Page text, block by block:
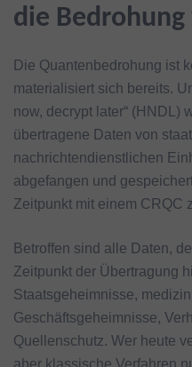
die
Die Quantenbedrohung ist
materialisiert sich bereits.
now, decrypt later“ (HNDL)
übertragene Daten von
nachrichtendienstlichen
abgefangen und
Zeitpunkt mit einem CRQC
Betroffen sind alle Daten,
Zeitpunkt der Übertragung
Staatsgeheimnisse,
Geschäftsgeheimnisse,
Quellenschutz. Wer heute